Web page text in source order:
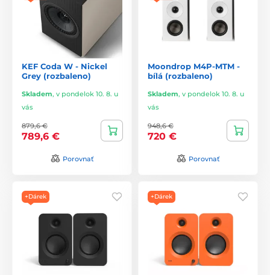
KEF Coda W - Nickel
Grey (rozbaleno)
Skladem, v pondelok 10. 8. u
vás
879,6 €
789,6 €
Porovnať
Moondrop M4P-MTM -
bílá (rozbaleno)
Skladem, v pondelok 10. 8. u
vás
948,6 €
720 €
Porovnať
+Dárek +Dárek